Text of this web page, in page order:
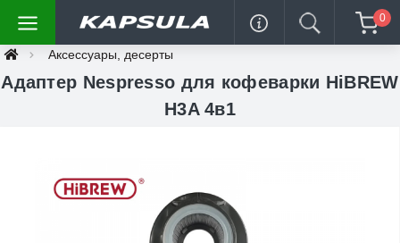
0
Аксессуары, десерты
Адаптер Nespresso для кофеварки HiBREW
H3A 4в1